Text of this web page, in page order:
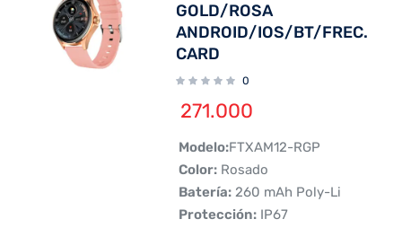
GOLD/ROSA
ANDROID/IOS/BT/FREC.
CARD
0
271.000
 Modelo:FTXAM12-RGP
 Color:Rosado
 Batería:260 mAh Poly-Li
 Protección:IP67
Create an account